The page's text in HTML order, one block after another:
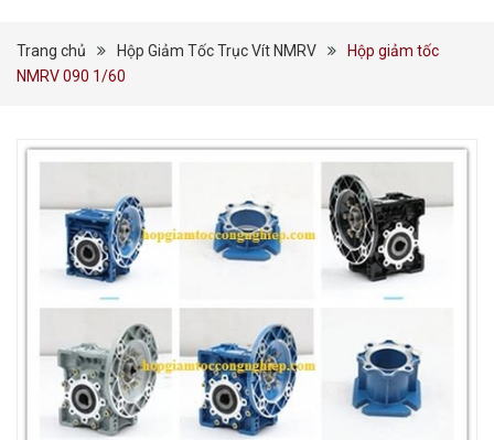
Trang chủ Hộp Giảm Tốc Trục Vít NMRV
Hộp giảm tốc
NMRV 090 1/60